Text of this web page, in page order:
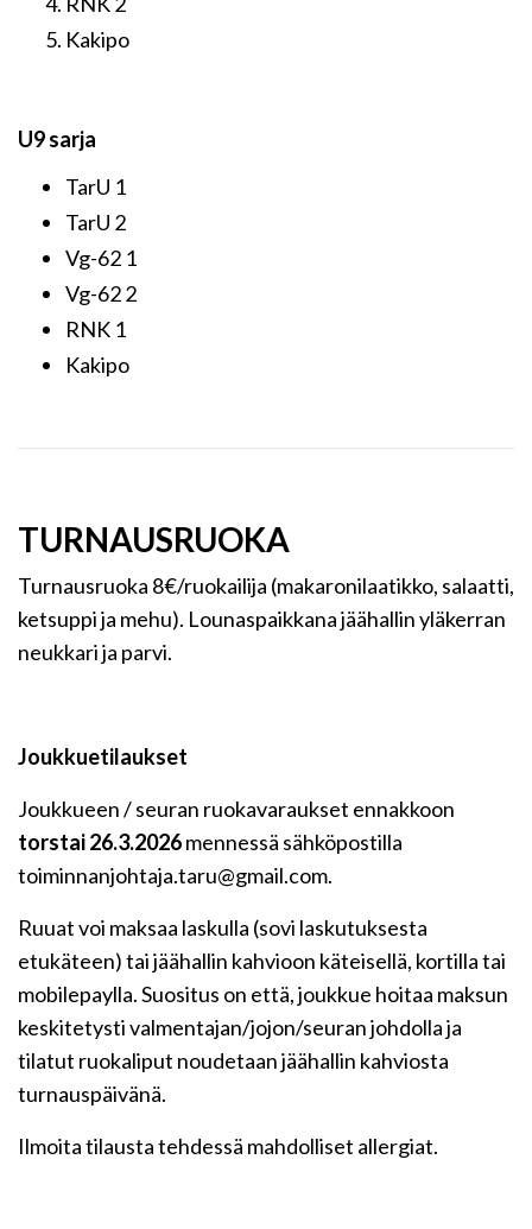
Kakipo
U9 sarja
TarU 1
TarU 2
Vg-62 1
Vg-62 2
RNK 1
Kakipo
TURNAUSRUOKA
Turnausruoka 8€/ruokailija (makaronilaatikko, salaatti,
ketsuppi ja mehu). Lounaspaikkana jäähallin yläkerran
neukkari ja parvi.
Joukkuetilaukset
Joukkueen / seuran ruokavaraukset ennakkoon
torstai 26.3.2026mennessä sähköpostilla
toiminnanjohtaja.taru@gmail.com.
Ruuat voi maksaa laskulla (sovi laskutuksesta
etukäteen) tai jäähallin kahvioon käteisellä, kortilla tai
mobilepaylla. Suositus on että, joukkue hoitaa maksun
keskitetysti valmentajan/jojon/seuran johdolla ja
tilatut ruokaliput noudetaan jäähallin kahviosta
turnauspäivänä.
Ilmoita tilausta tehdessä mahdolliset allergiat.